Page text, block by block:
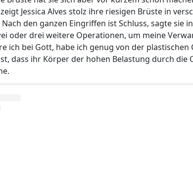
Jessica Alves stolz ihre riesigen Brüste in
den ganzen Eingriffen ist Schluss, sagte sie
oder drei weitere Operationen, um meine
ich bei Gott, habe ich genug von der plastischen
dass ihr Körper der hohen Belastung durch